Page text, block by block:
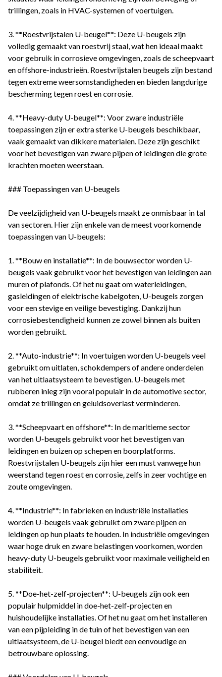
trillingen, zoals in HVAC-systemen of voertuigen.
3. **Roestvrijstalen U-beugel**: Deze U-beugels zijn
volledig gemaakt van roestvrij staal, wat hen ideaal maakt
voor gebruik in corrosieve omgevingen, zoals de scheepvaart
en offshore-industrieën. Roestvrijstalen beugels zijn bestand
tegen extreme weersomstandigheden en bieden langdurige
bescherming tegen roest en corrosie.
4. **Heavy-duty U-beugel**: Voor zware industriële
toepassingen zijn er extra sterke U-beugels beschikbaar,
vaak gemaakt van dikkere materialen. Deze zijn geschikt
voor het bevestigen van zware pijpen of leidingen die grote
krachten moeten weerstaan.
### Toepassingen van U-beugels
De veelzijdigheid van U-beugels maakt ze onmisbaar in tal
van sectoren. Hier zijn enkele van de meest voorkomende
toepassingen van U-beugels:
1. **Bouw en installatie**: In de bouwsector worden U-
beugels vaak gebruikt voor het bevestigen van leidingen aan
muren of plafonds. Of het nu gaat om waterleidingen,
gasleidingen of elektrische kabelgoten, U-beugels zorgen
voor een stevige en veilige bevestiging. Dankzij hun
corrosiebestendigheid kunnen ze zowel binnen als buiten
worden gebruikt.
2. **Auto-industrie**: In voertuigen worden U-beugels veel
gebruikt om uitlaten, schokdempers of andere onderdelen
van het uitlaatsysteem te bevestigen. U-beugels met
rubberen inleg zijn vooral populair in de automotive sector,
omdat ze trillingen en geluidsoverlast verminderen.
3. **Scheepvaart en offshore**: In de maritieme sector
worden U-beugels gebruikt voor het bevestigen van
leidingen en buizen op schepen en boorplatforms.
Roestvrijstalen U-beugels zijn hier een must vanwege hun
weerstand tegen roest en corrosie, zelfs in zeer vochtige en
zoute omgevingen.
4. **Industrie**: In fabrieken en industriële installaties
worden U-beugels vaak gebruikt om zware pijpen en
leidingen op hun plaats te houden. In industriële omgevingen
waar hoge druk en zware belastingen voorkomen, worden
heavy-duty U-beugels gebruikt voor maximale veiligheid en
stabiliteit.
5. **Doe-het-zelf-projecten**: U-beugels zijn ook een
populair hulpmiddel in doe-het-zelf-projecten en
huishoudelijke installaties. Of het nu gaat om het installeren
van een pijpleiding in de tuin of het bevestigen van een
uitlaatsysteem, de U-beugel biedt een eenvoudige en
betrouwbare oplossing.